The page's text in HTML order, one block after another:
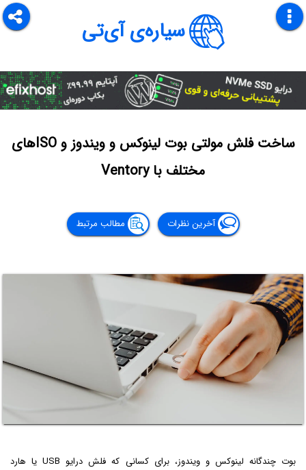
سیاره‌ی آی‌تی
ساخت فلش مولتی بوت لینوکس و ویندوز و ISOهای
مختلف با Ventory
آخرین نظرات مطالب مرتبط
بوت چندگانه لینوکس و ویندوز، برای کسانی که فلش درایو USB یا هارد